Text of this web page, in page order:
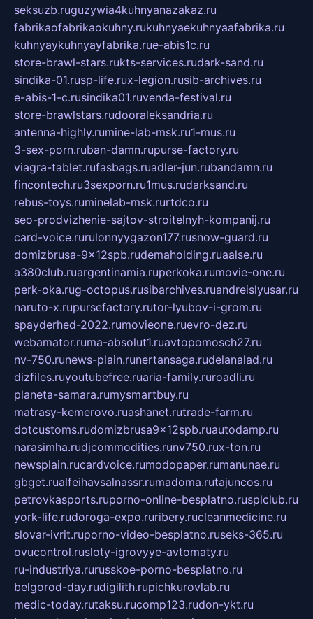
seksuzb.ruguzywia4kuhnyanazakaz.ru
fabrikaofabrikaokuhny.rukuhnyaekuhnyaafabrika.ru
kuhnyaykuhnyayfabrika.rue-abis1c.ru
store-brawl-stars.rukts-services.rudark-sand.ru
sindika-01.rusp-life.rux-legion.rusib-archives.ru
e-abis-1-c.rusindika01.ruvenda-festival.ru
store-brawlstars.rudooraleksandria.ru
antenna-highly.rumine-lab-msk.ru1-mus.ru
3-sex-porn.ruban-damn.rupurse-factory.ru
viagra-tablet.rufasbags.ruadler-jun.rubandamn.ru
fincontech.ru3sexporn.ru1mus.rudarksand.ru
rebus-toys.ruminelab-msk.rurtdco.ru
seo-prodvizhenie-sajtov-stroitelnyh-kompanij.ru
card-voice.rurulonnyygazon177.rusnow-guard.ru
domizbrusa-9x12spb.rudemaholding.ruaalse.ru
a380club.ruargentinamia.ruperkoka.rumovie-one.ru
perk-oka.rug-octopus.rusibarchives.ruandreislyusar.ru
naruto-x.rupursefactory.rutor-lyubov-i-grom.ru
spayderhed-2022.rumovieone.ruevro-dez.ru
webamator.ruma-absolut1.ruavtopomosch27.ru
nv-750.runews-plain.runertansaga.rudelanalad.ru
dizfiles.ruyoutubefree.ruaria-family.ruroadli.ru
planeta-samara.rumysmartbuy.ru
matrasy-kemerovo.ruashanet.rutrade-farm.ru
dotcustoms.rudomizbrusa9x12spb.ruautodamp.ru
narasimha.rudjcommodities.runv750.rux-ton.ru
newsplain.rucardvoice.rumodopaper.rumanunae.ru
gbget.rualfeihavsalnassr.rumadoma.rutajuncos.ru
petrovkasports.ruporno-online-besplatno.rusplclub.ru
york-life.rudoroga-expo.ruribery.rucleanmedicine.ru
slovar-ivrit.ruporno-video-besplatno.ruseks-365.ru
ovucontrol.rusloty-igrovyye-avtomaty.ru
ru-industriya.rurusskoe-porno-besplatno.ru
belgorod-day.rudigilith.rupichkurovlab.ru
medic-today.rutaksu.rucomp123.rudon-ykt.ru